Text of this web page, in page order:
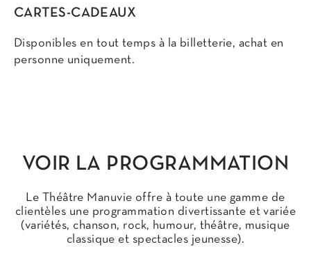
CARTES-CADEAUX
Disponibles en tout temps à la billetterie, achat en
personne uniquement.
VOIR LA PROGRAMMATION
Le Théâtre Manuvie offre à toute une gamme de
clientèles une programmation divertissante et variée
(variétés, chanson, rock, humour, théâtre, musique
classique et spectacles jeunesse).